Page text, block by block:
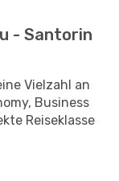
- Santorin
Vielzahl an
Business
Reiseklasse